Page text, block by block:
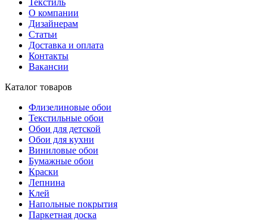
Текстиль
О компании
Дизайнерам
Статьи
Доставка и оплата
Контакты
Вакансии
Каталог товаров
Флизелиновые обои
Текстильные обои
Обои для детской
Обои для кухни
Виниловые обои
Бумажные обои
Краски
Лепнина
Клей
Напольные покрытия
Паркетная доска